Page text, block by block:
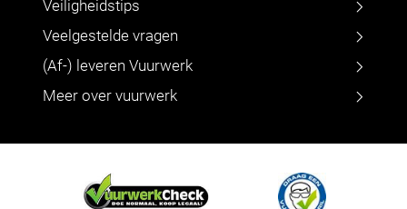
Veiligheidstips
Veelgestelde vragen
(Af-) leveren Vuurwerk
Meer over vuurwerk